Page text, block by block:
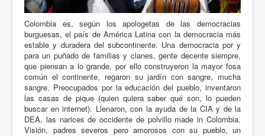
Colombia es, según los apologetas de las democracias
burguesas, el país de América Latina con la democracia más
estable y duradera del subcontinente. Una democracia por y
para un puñado de familias y clanes, gente decente siempre,
que piensan a lo grande, por ello construyeron la mayor fosa
común el continente, regaron su jardín con sangre, mucha
sangre. Preocupados por la educación del pueblo, inventaron
las casas de pique (quien quiera saber qué son, lo pueden
buscar en internet). Llenaron, con la ayuda de la CIA y de la
DEA, las narices de occidente de polvillo made in Colombia.
Visión, padres severos pero amorosos con su pueblo, un